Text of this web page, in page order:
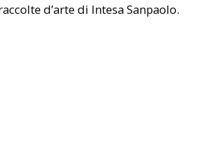
d’arte di Intesa Sanpaolo.